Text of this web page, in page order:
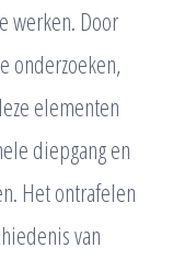
werken. Door
onderzoeken,
elementen
diepgang en
Het ontrafelen
van